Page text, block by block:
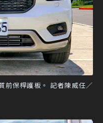
前保桿護板。 記者陳威任／